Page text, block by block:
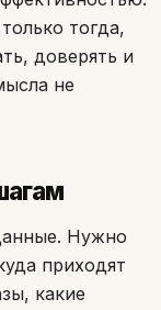
тогда,
доверять и
не
Нужно
приходят
какие